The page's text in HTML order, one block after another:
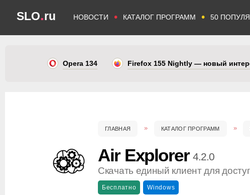
SLO.ru НОВОСТИ • КАТАЛОГ ПРОГРАММ • 50
Opera 134 Firefox 155 Nightly — новый
ГЛАВНАЯ КАТАЛОГ ПРОГРАММ
Air Explorer 4.2.0
Скачать единый клиент для
Бесплатно Windows